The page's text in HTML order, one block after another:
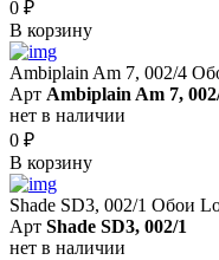
0 ₽
В корзину
Ambiplain Am 7, 002/4
Арт Ambiplain Am 7,
нет в наличии
0 ₽
В корзину
Shade SD3, 002/1 Обои
Арт Shade SD3, 002/1
нет в наличии